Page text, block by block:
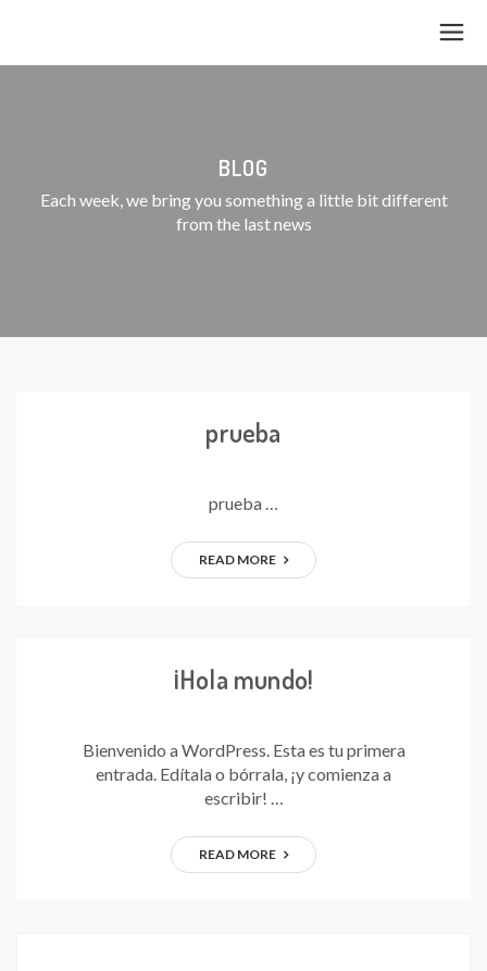
BLOG
Each week, we bring you something a little bit different
from the last news
prueba
prueba …
READ MORE
¡Hola mundo!
Bienvenido a WordPress. Esta es tu primera
entrada. Edítala o bórrala, ¡y comienza a
escribir! …
READ MORE